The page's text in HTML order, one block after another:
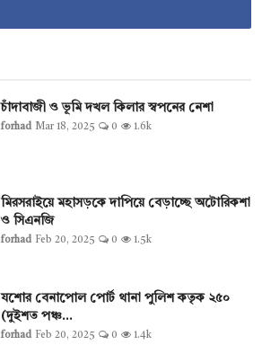
চাঁদাবাজী ও ভূমি দখল কিলার স্বপনের নেশা
forhad Mar 18, 2025 0 1.6k
মিরসরাইয়ে মহাসড়কে দাপিয়ে বেড়াচ্ছে অটোরিকশা
ও সিএনজি
forhad Feb 20, 2025 0 1.5k
যশোর বেনাপোল পোর্ট থানা পুলিশ কতৃক ২৫০
(দুইশত পঞ্চ...
forhad Feb 20, 2025 0 1.4k